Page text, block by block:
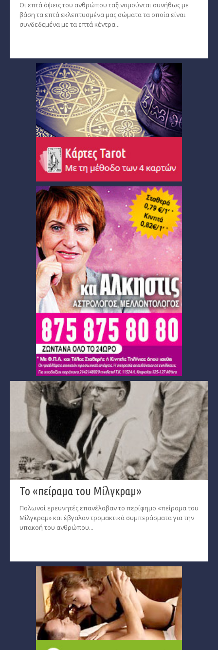
Οι επτά όψεις του ανθρώπου ταξινομούνται συνήθως με
βάση τα επτά εκλεπτυσμένα μας σώματα τα οποία είναι
συνδεδεμένα με τα επτά κέντρα...
Το «πείραμα του Μίλγκραμ»
Πολωνοί ερευνητές επανέλαβαν το περίφημο «πείραμα του
Μίλγκραμ» και έβγαλαν τρομακτικά συμπεράσματα για την
υπακοή του ανθρώπου...